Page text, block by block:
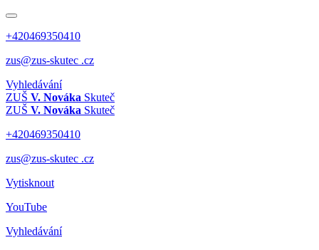
+420469350410
zus@zus-skutec .cz
Vyhledávání
ZUŠ V. Nováka Skuteč
ZUŠ V. Nováka Skuteč
+420469350410
zus@zus-skutec .cz
Vytisknout
YouTube
Vyhledávání